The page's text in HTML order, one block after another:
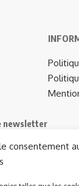
consentement
newsletter
newsletterpour
actualités !